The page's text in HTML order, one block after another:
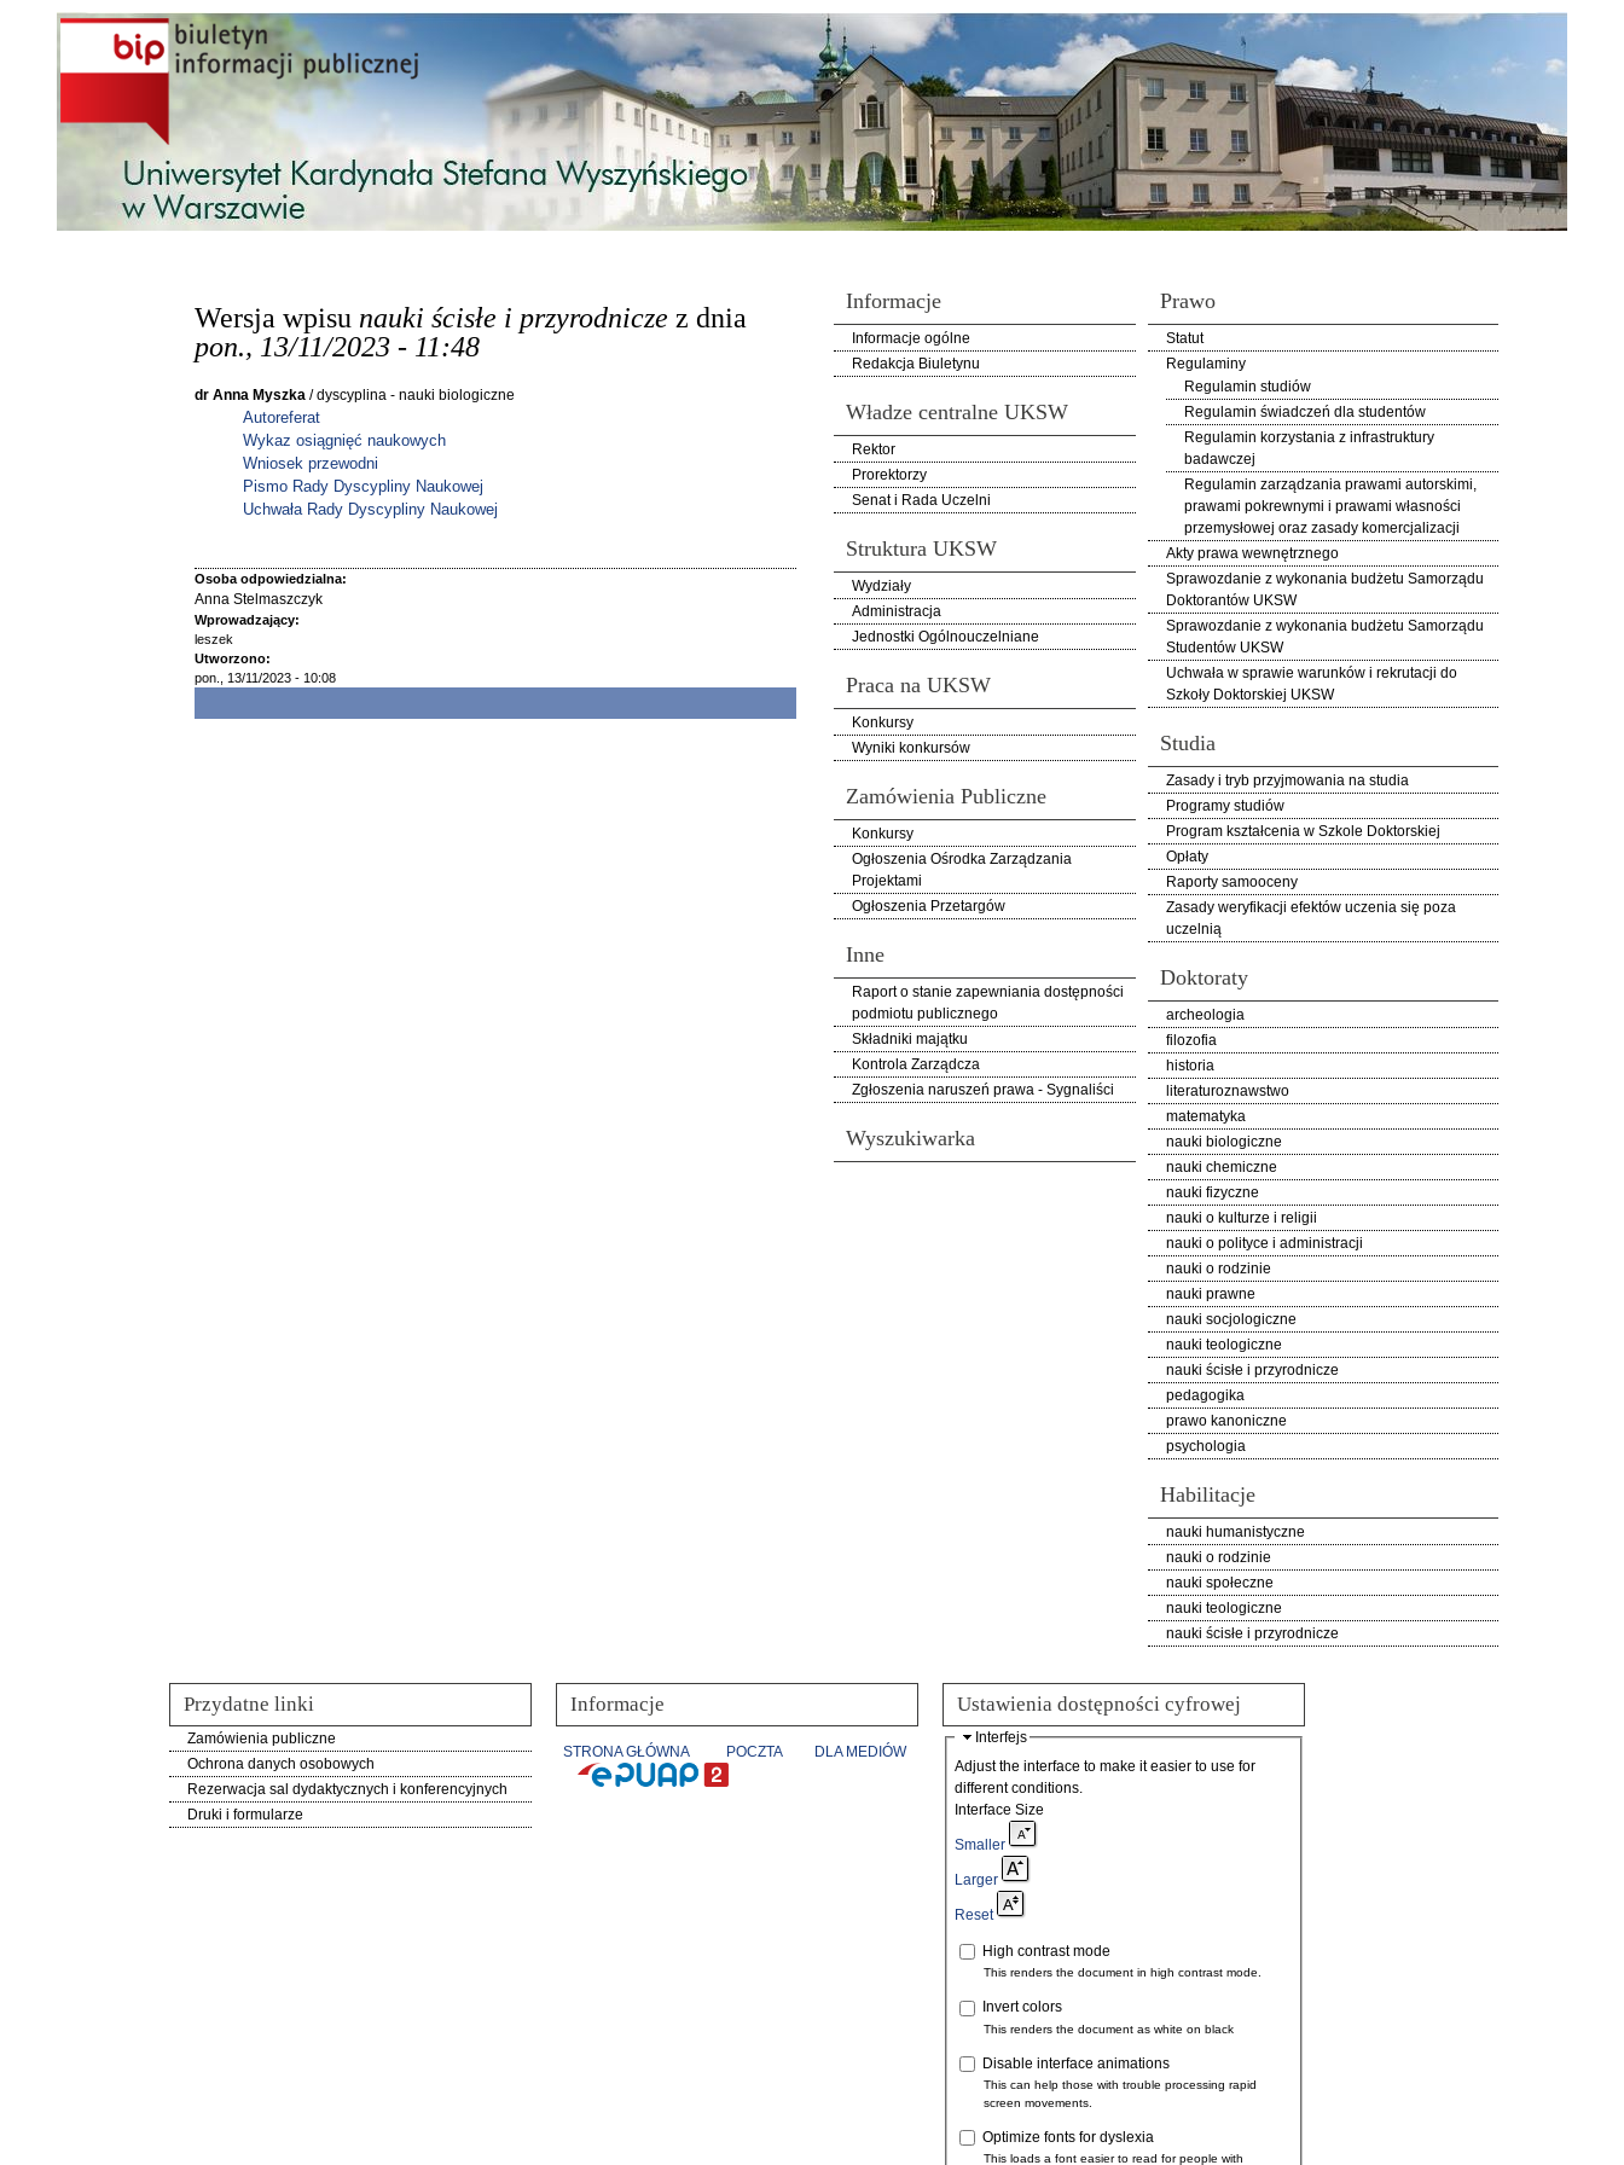
Przejdź do treści
Wersja wpisu nauki ścisłe i przyrodnicze z dnia
pon., 13/11/2023 - 11:48
dr Anna Myszka/ dyscyplina - nauki biologiczne
Autoreferat
Wykaz osiągnięć naukowych
Wniosek przewodni
Pismo Rady Dyscypliny Naukowej
Uchwała Rady Dyscypliny Naukowej
Osoba odpowiedzialna:
Anna Stelmaszczyk
Wprowadzający:
leszek
Utworzono:
pon., 13/11/2023 - 10:08
Informacje
Informacje ogólne
Redakcja Biuletynu
Władze centralne UKSW
Rektor
Prorektorzy
Senat i Rada Uczelni
Struktura UKSW
Wydziały
Administracja
Jednostki Ogólnouczelniane
Praca na UKSW
Konkursy
Wyniki konkursów
Zamówienia Publiczne
Konkursy
Ogłoszenia Ośrodka Zarządzania
Projektami
Ogłoszenia Przetargów
Inne
Raport o stanie zapewniania dostępności
podmiotu publicznego
Składniki majątku
Kontrola Zarządcza
Zgłoszenia naruszeń prawa - Sygnaliści
Wyszukiwarka
Prawo
Statut
Regulaminy
Regulamin studiów
Regulamin świadczeń dla studentów
Regulamin korzystania z infrastruktury
badawczej
Regulamin zarządzania prawami autorskimi,
prawami pokrewnymi i prawami własności
przemysłowej oraz zasady komercjalizacji
Akty prawa wewnętrznego
Sprawozdanie z wykonania budżetu Samorządu
Doktorantów UKSW
Sprawozdanie z wykonania budżetu Samorządu
Studentów UKSW
Uchwała w sprawie warunków i rekrutacji do
Szkoły Doktorskiej UKSW
Studia
Zasady i tryb przyjmowania na studia
Programy studiów
Program kształcenia w Szkole Doktorskiej
Opłaty
Raporty samooceny
Zasady weryfikacji efektów uczenia się poza
uczelnią
Doktoraty
archeologia
filozofia
historia
literaturoznawstwo
matematyka
nauki biologiczne
nauki chemiczne
nauki fizyczne
nauki o kulturze i religii
nauki o polityce i administracji
nauki o rodzinie
nauki prawne
nauki socjologiczne
nauki teologiczne
nauki ścisłe i przyrodnicze
pedagogika
prawo kanoniczne
psychologia
Habilitacje
nauki humanistyczne
nauki o rodzinie
nauki społeczne
nauki teologiczne
nauki ścisłe i przyrodnicze
Przydatne linki
Zamówienia publiczne
Ochrona danych osobowych
Rezerwacja sal dydaktycznych i konferencyjnych
Druki i formularze
Informacje
STRONA GŁÓWNA POCZTA DLA MEDIÓW
Ustawienia dostępności cyfrowej
Interfejs
Adjust the interface to make it easier to use for
different conditions.
Interface Size
Smaller
Larger
Reset
High contrast mode
This renders the document in high contrast mode.
Invert colors
This renders the document as white on black
Disable interface animations
This can help those with trouble processing rapid
screen movements.
Optimize fonts for dyslexia
This loads a font easier to read for people with